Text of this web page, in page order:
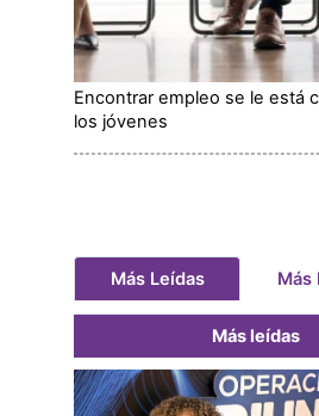
Encontrar empleo se le está
los jóvenes
Más Leídas Más
Más leídas